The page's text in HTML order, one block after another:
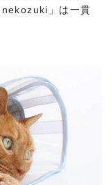
nekozuki」は一貫